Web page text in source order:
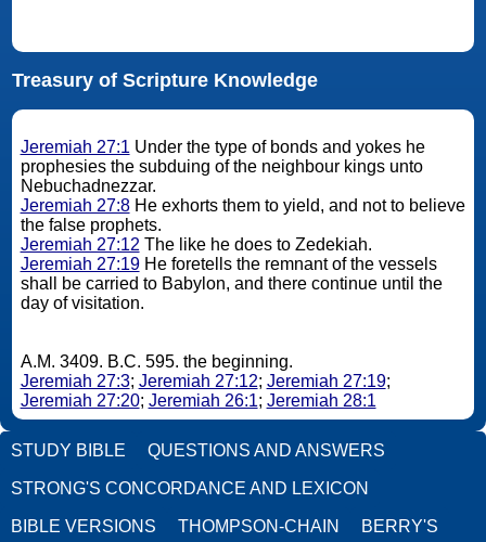
Treasury of Scripture Knowledge
Jeremiah 27:1 Under the type of bonds and yokes he
prophesies the subduing of the neighbour kings unto
Nebuchadnezzar.
Jeremiah 27:8He exhorts them to yield, and not to believe
the false prophets.
Jeremiah 27:12 The like he does to Zedekiah.
Jeremiah 27:19He foretells the remnant of the vessels
shall be carried to Babylon, and there continue until the
day of visitation.
A.M. 3409. B.C. 595. the beginning.
Jeremiah 27:3; Jeremiah 27:12; Jeremiah 27:19;
Jeremiah 27:20; Jeremiah 26:1; Jeremiah 28:1
STUDY BIBLE QUESTIONS AND ANSWERS
STRONG'S CONCORDANCE AND LEXICON
BIBLE VERSIONS THOMPSON-CHAIN BERRY'S